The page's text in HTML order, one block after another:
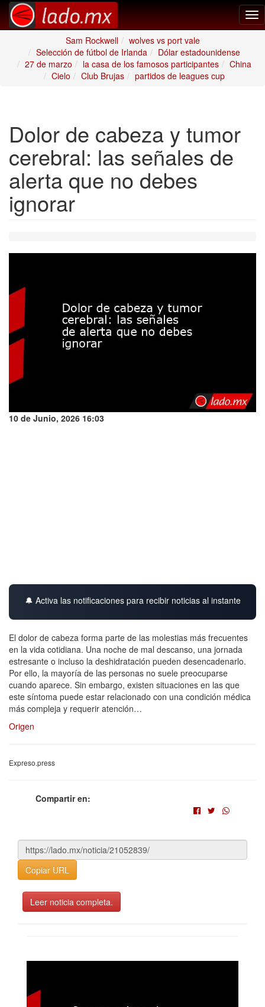
Sam Rockwell
wolves vs port vale
Selección de fútbol de Irlanda
Dólar estadounidense
27 de marzo
la casa de los famosos participantes
China
Cielo
Club Brujas partidos de leagues cup
Dolor de cabeza y tumor
cerebral: las señales de
alerta que no debes
ignorar
10 de Junio, 2026 16:03
🔔 Activa las notificaciones para recibir noticias al instante
El dolor de cabeza forma parte de las molestias más frecuentes
en la vida cotidiana. Una noche de mal descanso, una jornada
estresante o incluso la deshidratación pueden desencadenarlo.
Por ello, la mayoría de las personas no suele preocuparse
cuando aparece. Sin embargo, existen situaciones en las que
este síntoma puede estar relacionado con una condición médica
más compleja y requerir atención…
Origen
Expreso.press
Compartir en:
Copiar URL
Leer noticia completa.